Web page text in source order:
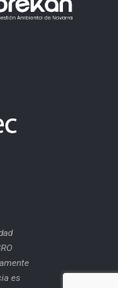
es